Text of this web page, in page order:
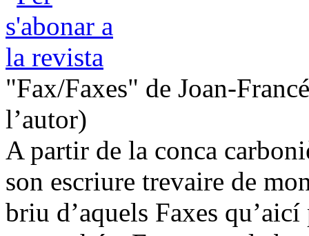
"Fax/Faxes" de Joan-
l’autor)
A partir de la conca
son escriure trevaire de
briu d’aquels Faxes